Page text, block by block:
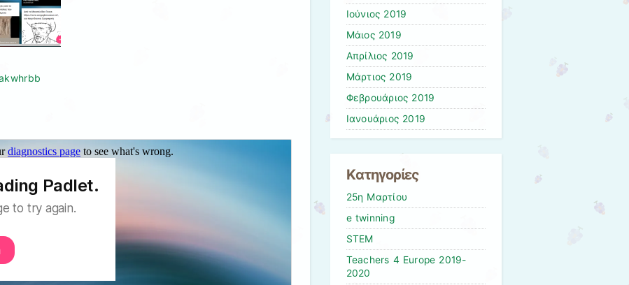
Ιούνιος 2019
Μάιος 2019
Απρίλιος 2019
Μάρτιος 2019
Φεβρουάριος 2019
Ιανουάριος 2019
Kατηγορίες
25η Μαρτίου
e twinning
STEM
Teachers 4 Europe 2019-
2020